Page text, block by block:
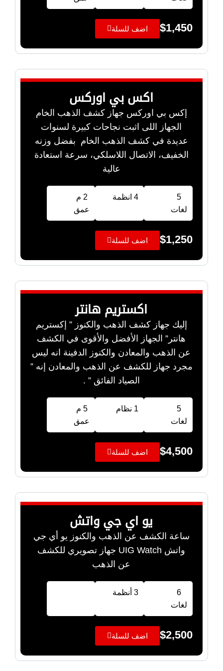
$1,450 اضف للسلة
اكس بي اوركس
إكس بي اوركس جهاز كشف الذهب الخام
الجهاز اللى اثبت نجاحات كبيرة لسنوات
عديدة في كشف الذهب الخام بفضل وزنه
الخفيف، الاتصال اللاسلكي، سرعة استعادة
عالية
5
لغات
4 انظمة
2 م
عمق
$1,250 اضف للسلة
اكستريم هانتر
إليك جهاز كشف الذهب والكنوز ” إكستريم
هانتر” الجهاز الأفضل والأقوى في الكشف
عن الذهب والمعادن والكنوز الدفينة انه ليس
مجرد جهاز للكشف عن الذهب والمعادن إنه ”
الصياد الفائق ” .
5
لغات
1 نظام
5 م
عمق
$4,500 اضف للسلة
يو اي جي واتش
ساعة الكشف عن الذهب والكنوز يو أي جي
واتش UIG Watch جهاز تصويري للكشف
عن الذهب
6
لغات
3 أنظمة
$2,500 اضف للسلة